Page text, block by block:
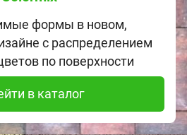
формы в новом,
с распределением
по поверхности
в каталог